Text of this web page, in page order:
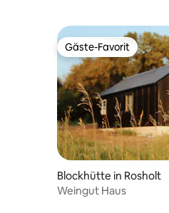
Gäste-Favorit
Gäste-Favorit
Blockhütte in Rosholt
Weingut Haus